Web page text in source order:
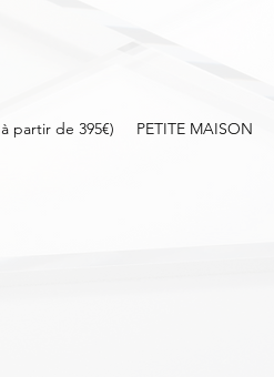
à partir de 395€) PETITE MAISON